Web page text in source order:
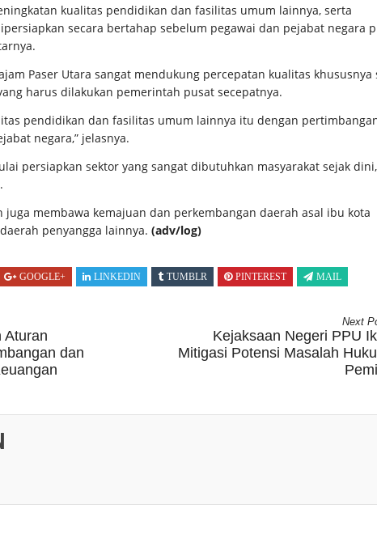
kualitas pendidikan dan fasilitas umum lainnya, serta
secara bertahap sebelum pegawai dan pejabat negara
Paser Utara sangat mendukung percepatan kualitas khususnya
harus dilakukan pemerintah pusat secepatnya.
pendidikan dan fasilitas umum lainnya itu dengan
negara,” jelasnya.
persiapkan sektor yang sangat dibutuhkan masyarakat sejak dini,
juga membawa kemajuan dan perkembangan daerah asal ibu kota
penyangga lainnya. (adv/log)
GOOGLE+ LINKEDIN TUMBLR PINTEREST MAIL
Aturan
dan
Next
Kejaksaan Negeri PPU
Mitigasi Potensi Masalah